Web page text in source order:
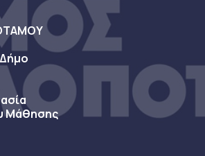
Μάθησης